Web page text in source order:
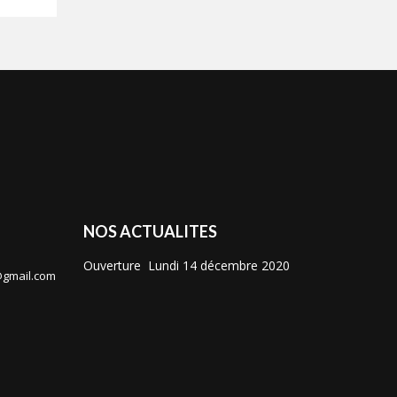
NOS ACTUALITES
Ouverture Lundi 14 décembre 2020